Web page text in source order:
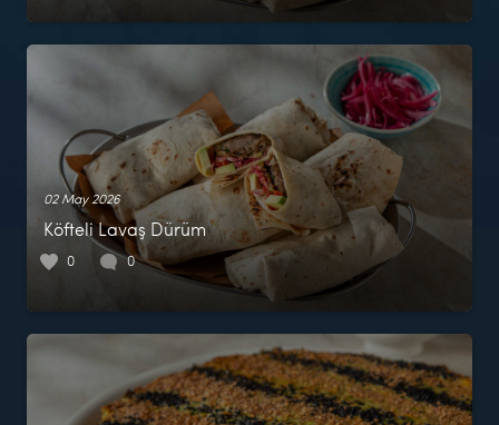
02 May 2026
Köfteli Lavaş Dürüm
0 0